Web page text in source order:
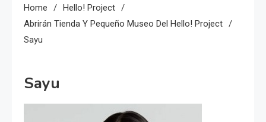
Home
Hello! Project
Abrirán Tienda Y Pequeño Museo Del Hello! Project
Sayu
Sayu